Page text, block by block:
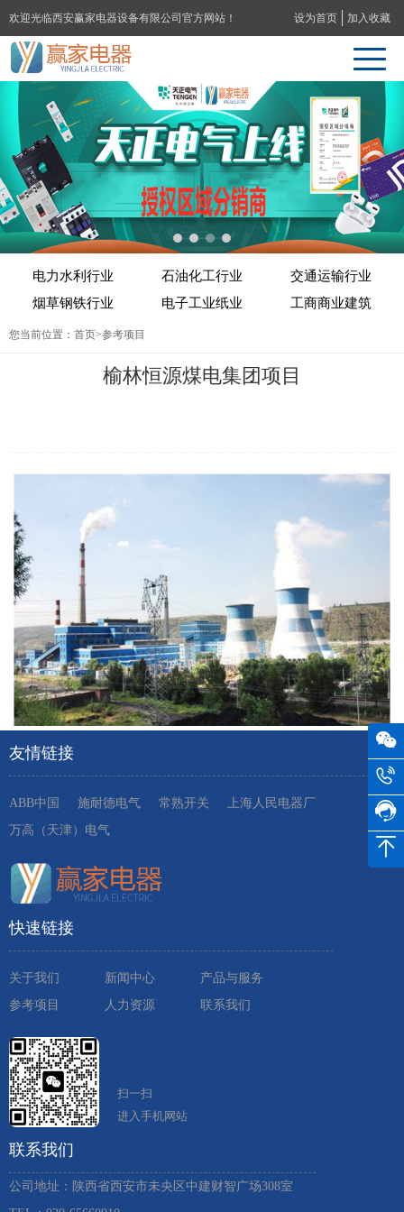
欢迎光临西安赢家电器设备有限公司官方网站！ 设为首页 加入收藏
电力水利行业 石油化工行业
交通运输行业
烟草钢铁行业
电子工业纸业 工商商业建筑
您当前位置： 首页>参考项目
榆林恒源煤电集团项目
友情链接
ABB中国 施耐德电气 常熟开关
上海人民电器厂
万高（天津）电气
快速链接
关于我们 新闻中心
产品与服务
参考项目
人力资源 联系我们
扫一扫
进入手机网站
联系我们
公司地址：陕西省西安市未央区中建财智广场308室